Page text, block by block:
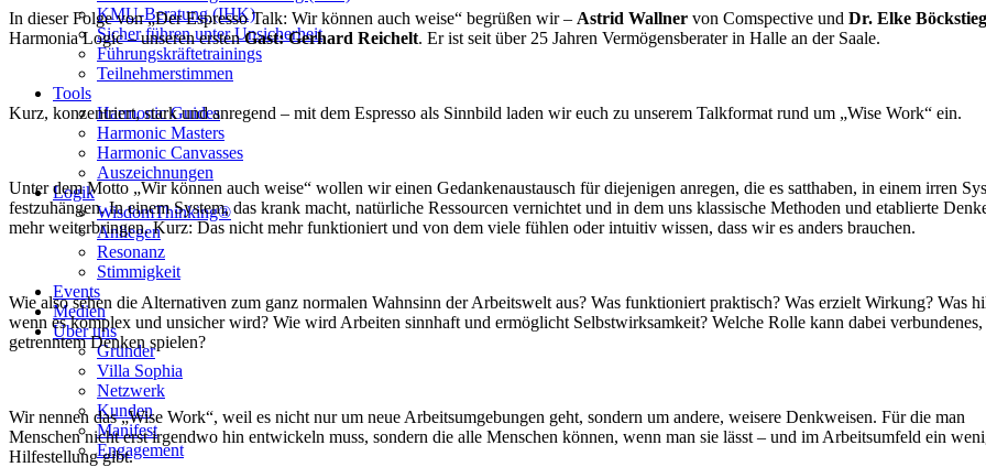
KMU-Beratung (IHK)
Sicher führen unter Unsicherheit
Führungskräftetrainings
Teilnehmerstimmen
Tools
Harmonic Guides
Harmonic Masters
Harmonic Canvasses
Auszeichnungen
Logik
WisdomThinking®
Anliegen
Resonanz
Stimmigkeit
Events
Medien
Über uns
Gründer
Villa Sophia
Netzwerk
Kunden
Manifest
Engagement
In dieser Folge von „Der Espresso Talk: Wir können auch weise“ begrüßen wir – Astrid Wallner von Comspective und Dr. Elke
Harmonia Logic – unseren erstenGast: Gerhard Reichelt. Er ist seit über 25 Jahren Vermögensberater in Halle an der Saale.
Kurz, konzentriert, stark und anregend – mit dem Espresso als Sinnbild laden wir euch zu unserem Talkformat rund um „Wise Work“ ein.
Unter dem Motto „Wir können auch weise“ wollen wir einen Gedankenaustausch für diejenigen anregen, die es satthaben, in einem irren
festzuhängen. In einem System, das krank macht, natürliche Ressourcen vernichtet und in dem uns klassische Methoden und etablierte
mehr weiterbringen. Kurz: Das nicht mehr funktioniert und von dem viele fühlen oder intuitiv wissen, dass wir es anders brauchen.
Wie also sehen die Alternativen zum ganz normalen Wahnsinn der Arbeitswelt aus? Was funktioniert praktisch? Was erzielt Wirkung? Was
wenn es komplex und unsicher wird? Wie wird Arbeiten sinnhaft und ermöglicht Selbstwirksamkeit? Welche Rolle kann dabei verbundenes,
getrenntem Denken spielen?
Wir nennen das „Wise Work“, weil es nicht nur um neue Arbeitsumgebungen geht, sondern um andere, weisere Denkweisen. Für die man
Menschen nicht erst irgendwo hin entwickeln muss, sondern die alle Menschen können, wenn man sie lässt – und im Arbeitsumfeld ein
Hilfestellung gibt.